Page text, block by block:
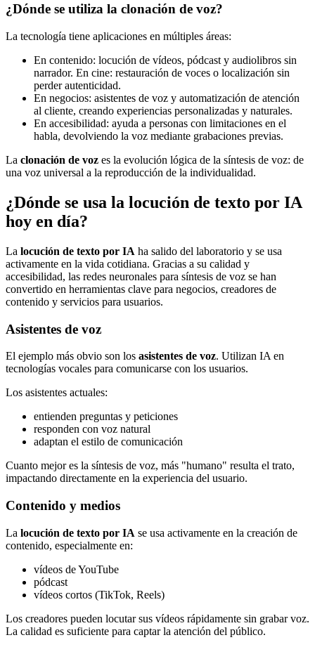
¿Dónde se utiliza la clonación de voz?
La tecnología tiene aplicaciones en múltiples áreas:
En contenido: locución de vídeos, pódcast y audiolibros sin
narrador. En cine: restauración de voces o localización sin
perder autenticidad.
En negocios: asistentes de voz y automatización de atención
al cliente, creando experiencias personalizadas y naturales.
En accesibilidad: ayuda a personas con limitaciones en el
habla, devolviendo la voz mediante grabaciones previas.
La clonación de voz es la evolución lógica de la síntesis de voz: de
una voz universal a la reproducción de la individualidad.
¿Dónde se usa la locución de texto por IA
hoy en día?
La locución de texto por IA ha salido del laboratorio y se usa
activamente en la vida cotidiana. Gracias a su calidad y
accesibilidad, las redes neuronales para síntesis de voz se han
convertido en herramientas clave para negocios, creadores de
contenido y servicios para usuarios.
Asistentes de voz
El ejemplo más obvio son los asistentes de voz. Utilizan IA en
tecnologías vocales para comunicarse con los usuarios.
Los asistentes actuales:
entienden preguntas y peticiones
responden con voz natural
adaptan el estilo de comunicación
Cuanto mejor es la síntesis de voz, más "humano" resulta el trato,
impactando directamente en la experiencia del usuario.
Contenido y medios
La locución de texto por IA se usa activamente en la creación de
contenido, especialmente en:
vídeos de YouTube
pódcast
vídeos cortos (TikTok, Reels)
Los creadores pueden locutar sus vídeos rápidamente sin grabar voz.
La calidad es suficiente para captar la atención del público.